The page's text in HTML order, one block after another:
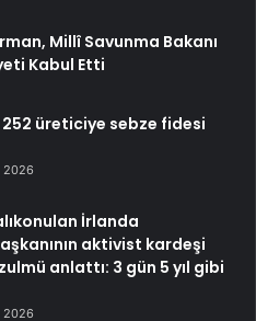
Millî Savunma Bakanı
Kabul Etti
252 üreticiye sebze fidesi
2026
İrlanda
aktivist kardeşi
anlattı: 3 gün 5 yıl gibi
2026